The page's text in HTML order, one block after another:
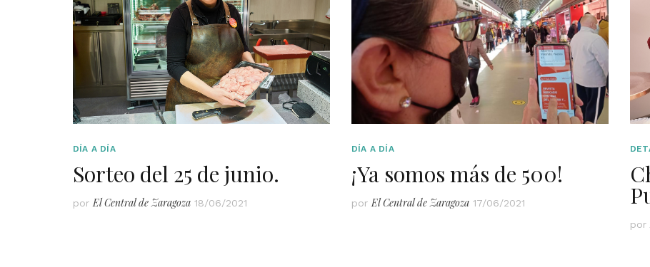
DÍA A DÍA
Sorteo del 25 de junio.
por El Central de Zaragoza 18/06/2021
DÍA A DÍA
¡Ya somos más de 500!
por El Central de Zaragoza 17/06/2021
por